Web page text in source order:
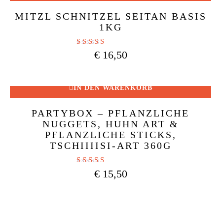
MITZL SCHNITZEL SEITAN BASIS
1KG
Bewertet mit
4.50
€16,50
IN DEN WARENKORB
PARTYBOX – PFLANZLICHE
NUGGETS, HUHN ART &
PFLANZLICHE STICKS,
TSCHIIIISI-ART 360G
Bewertet mit
5.00
€15,50